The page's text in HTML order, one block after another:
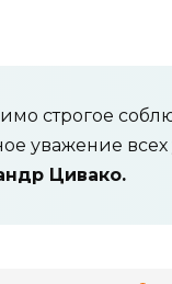
строгое
уважение
Цивако.